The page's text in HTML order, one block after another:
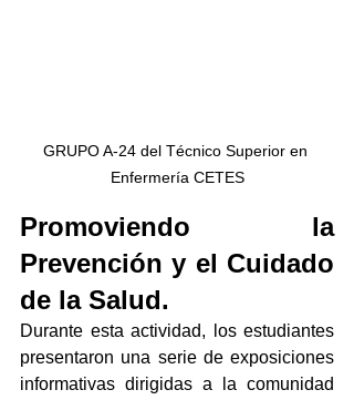
GRUPO A-24 del Técnico Superior en
Enfermería CETES
Promoviendo la
Prevención y el Cuidado
de la Salud.
Durante esta actividad, los estudiantes
presentaron una serie de exposiciones
informativas dirigidas a la comunidad